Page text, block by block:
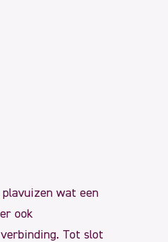
wat een
ook
Tot slot